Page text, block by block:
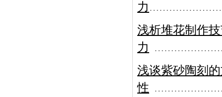
力
浅析堆花制作
力
浅谈紫砂陶刻
性